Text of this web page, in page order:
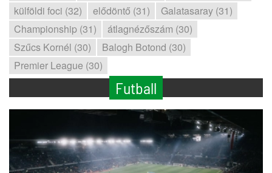
külföldi foci (32)
elődöntő (31)
Galatasaray (31)
Championship (31)
átlagnézőszám (30)
Szűcs Kornél (30)
Balogh Botond (30)
Premier League (30)
Futball